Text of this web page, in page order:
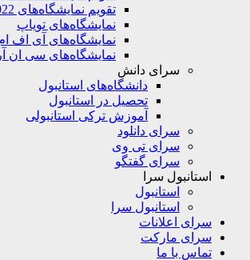
تقویم نمایشگاه‌های 2022 استانبول
نمایشگاه‌های تویاپ
نمایشگاه‌های آی اف ام
نمایشگاه‌های سی ان آر
سرای دانش
دانشگاه‌های استانبول
تحصیل در استانبول
آموزش ترکی استانبولی
سرای دانلود
سرای تی وی
سرای گفتگو
استانبول سرا
استانبول
استانبول سرا
سرای اعلانات
سرای مارکت
تماس با ما